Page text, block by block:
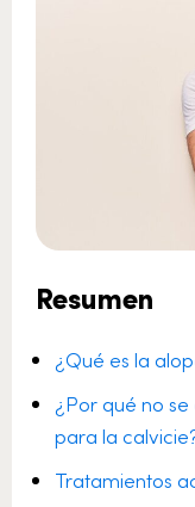
Resumen
¿Qué es la
¿Por qué no
para la
Tratamientos